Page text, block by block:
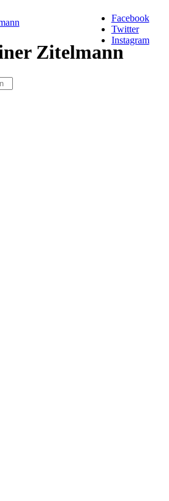
Zitelmann
Facebook
Twitter
Instagram